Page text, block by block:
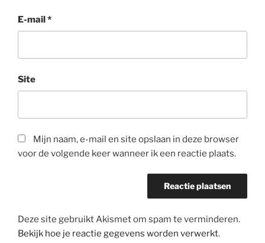
E-mail*
Site
Mijn naam, e-mail en site opslaan in deze browser
voor de volgende keer wanneer ik een reactie plaats.
Deze site gebruikt Akismet om spam te verminderen.
Bekijk hoe je reactie gegevens worden verwerkt.